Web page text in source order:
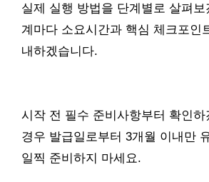
실제 실행 방법을 단계별로 살펴
계마다 소요시간과 핵심 체크포인
내하겠습니다.
시작 전 필수 준비사항부터 확인하
경우 발급일로부터 3개월 이내만
일찍 준비하지 마세요.